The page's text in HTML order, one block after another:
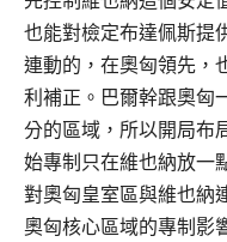
也能對檢定布達佩斯提
連動的，在奧匈領先，
利補正。巴爾幹跟奧匈
分的區域，所以開局布
始專制只在維也納放一
對奧匈皇室區與維也納
奧匈核心區域的專制影